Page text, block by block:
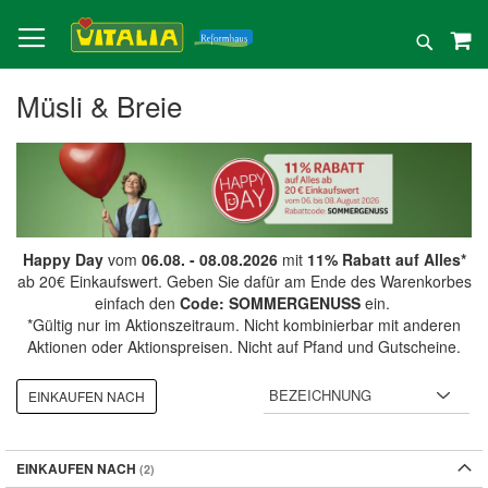
zum
Inhalt
Suche
Müsli & Breie
Happy Dayvom 06.08. - 08.08.2026mit 11% Rabatt auf Alles*
ab 20€ Einkaufswert. Geben Sie dafür am Ende des Warenkorbes
einfach den Code: SOMMERGENUSSein.
*Gültig nur im Aktionszeitraum. Nicht kombinierbar mit anderen
Aktionen oder Aktionspreisen. Nicht auf Pfand und Gutscheine.
EINKAUFEN NACH
EINKAUFEN NACH